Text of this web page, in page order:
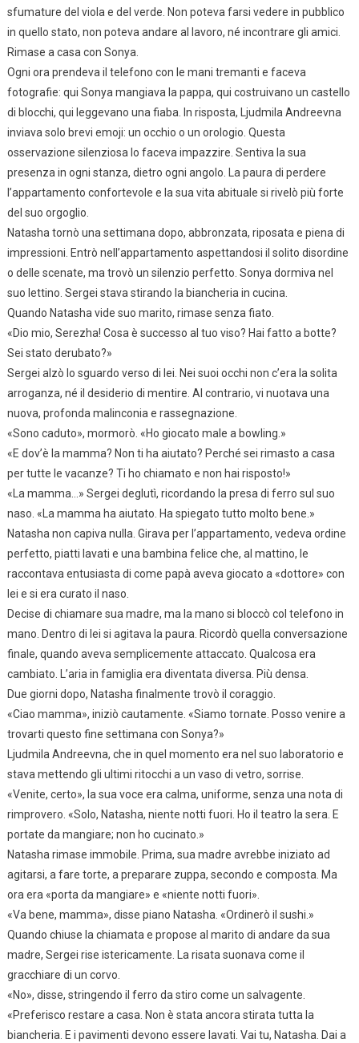
sfumature del viola e del verde. Non poteva farsi vedere in pubblico
in quello stato, non poteva andare al lavoro, né incontrare gli amici.
Rimase a casa con Sonya.
Ogni ora prendeva il telefono con le mani tremanti e faceva
fotografie: qui Sonya mangiava la pappa, qui costruivano un castello
di blocchi, qui leggevano una fiaba. In risposta, Ljudmila Andreevna
inviava solo brevi emoji: un occhio o un orologio. Questa
osservazione silenziosa lo faceva impazzire. Sentiva la sua
presenza in ogni stanza, dietro ogni angolo. La paura di perdere
l’appartamento confortevole e la sua vita abituale si rivelò più forte
del suo orgoglio.
Natasha tornò una settimana dopo, abbronzata, riposata e piena di
impressioni. Entrò nell’appartamento aspettandosi il solito disordine
o delle scenate, ma trovò un silenzio perfetto. Sonya dormiva nel
suo lettino. Sergei stava stirando la biancheria in cucina.
Quando Natasha vide suo marito, rimase senza fiato.
«Dio mio, Serezha! Cosa è successo al tuo viso? Hai fatto a botte?
Sei stato derubato?»
Sergei alzò lo sguardo verso di lei. Nei suoi occhi non c’era la solita
arroganza, né il desiderio di mentire. Al contrario, vi nuotava una
nuova, profonda malinconia e rassegnazione.
«Sono caduto», mormorò. «Ho giocato male a bowling.»
«E dov’è la mamma? Non ti ha aiutato? Perché sei rimasto a casa
per tutte le vacanze? Ti ho chiamato e non hai risposto!»
«La mamma…» Sergei deglutì, ricordando la presa di ferro sul suo
naso. «La mamma ha aiutato. Ha spiegato tutto molto bene.»
Natasha non capiva nulla. Girava per l’appartamento, vedeva ordine
perfetto, piatti lavati e una bambina felice che, al mattino, le
raccontava entusiasta di come papà aveva giocato a «dottore» con
lei e si era curato il naso.
Decise di chiamare sua madre, ma la mano si bloccò col telefono in
mano. Dentro di lei si agitava la paura. Ricordò quella conversazione
finale, quando aveva semplicemente attaccato. Qualcosa era
cambiato. L’aria in famiglia era diventata diversa. Più densa.
Due giorni dopo, Natasha finalmente trovò il coraggio.
«Ciao mamma», iniziò cautamente. «Siamo tornate. Posso venire a
trovarti questo fine settimana con Sonya?»
Ljudmila Andreevna, che in quel momento era nel suo laboratorio e
stava mettendo gli ultimi ritocchi a un vaso di vetro, sorrise.
«Venite, certo», la sua voce era calma, uniforme, senza una nota di
rimprovero. «Solo, Natasha, niente notti fuori. Ho il teatro la sera. E
portate da mangiare; non ho cucinato.»
Natasha rimase immobile. Prima, sua madre avrebbe iniziato ad
agitarsi, a fare torte, a preparare zuppa, secondo e composta. Ma
ora era «porta da mangiare» e «niente notti fuori».
«Va bene, mamma», disse piano Natasha. «Ordinerò il sushi.»
Quando chiuse la chiamata e propose al marito di andare da sua
madre, Sergei rise istericamente. La risata suonava come il
gracchiare di un corvo.
«No», disse, stringendo il ferro da stiro come un salvagente.
«Preferisco restare a casa. Non è stata ancora stirata tutta la
biancheria. E i pavimenti devono essere lavati. Vai tu, Natasha. Dai a